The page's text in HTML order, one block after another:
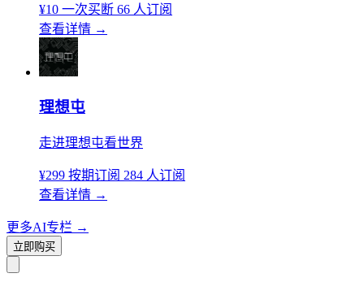
¥10 一次买断 66 人订阅
查看详情 →
理想屯
走进理想屯看世界
¥299 按期订阅 284 人订阅
查看详情 →
更多AI专栏 →
立即购买